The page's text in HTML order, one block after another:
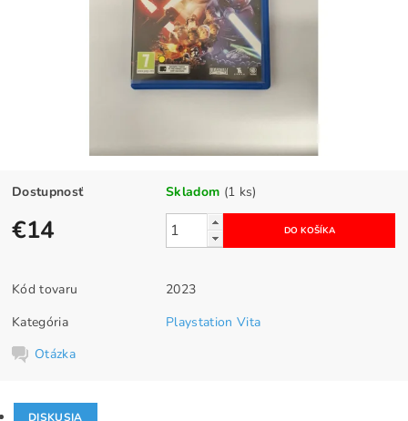
Dostupnosť Skladom (1 ks)
€14
Kód tovaru
2023
Kategória
Playstation Vita
Otázka
DISKUSIA